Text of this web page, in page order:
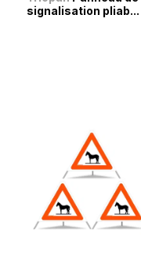
signalisation pliab...